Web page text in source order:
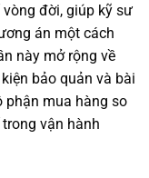
đời, giúp kỹ sư
án một cách
này mở rộng về
bảo quản và bài
phận mua hàng so
vận hành